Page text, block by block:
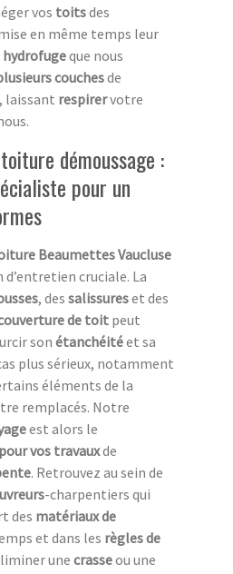
vos toitsdes
en même temps leur
que nous
couchesde
laissant respirervotre
démoussage :
pour un
Beaumettes Vaucluse
cruciale. La
, des salissureset des
de toitpeut
son étanchéitéet sa
plus sérieux, notamment
éléments de la
remplacés. Notre
est alors le
pour vos travauxde
. Retrouvez au sein de
-charpentiers qui
des matériaux de
et dans les règles de
une crasseou une